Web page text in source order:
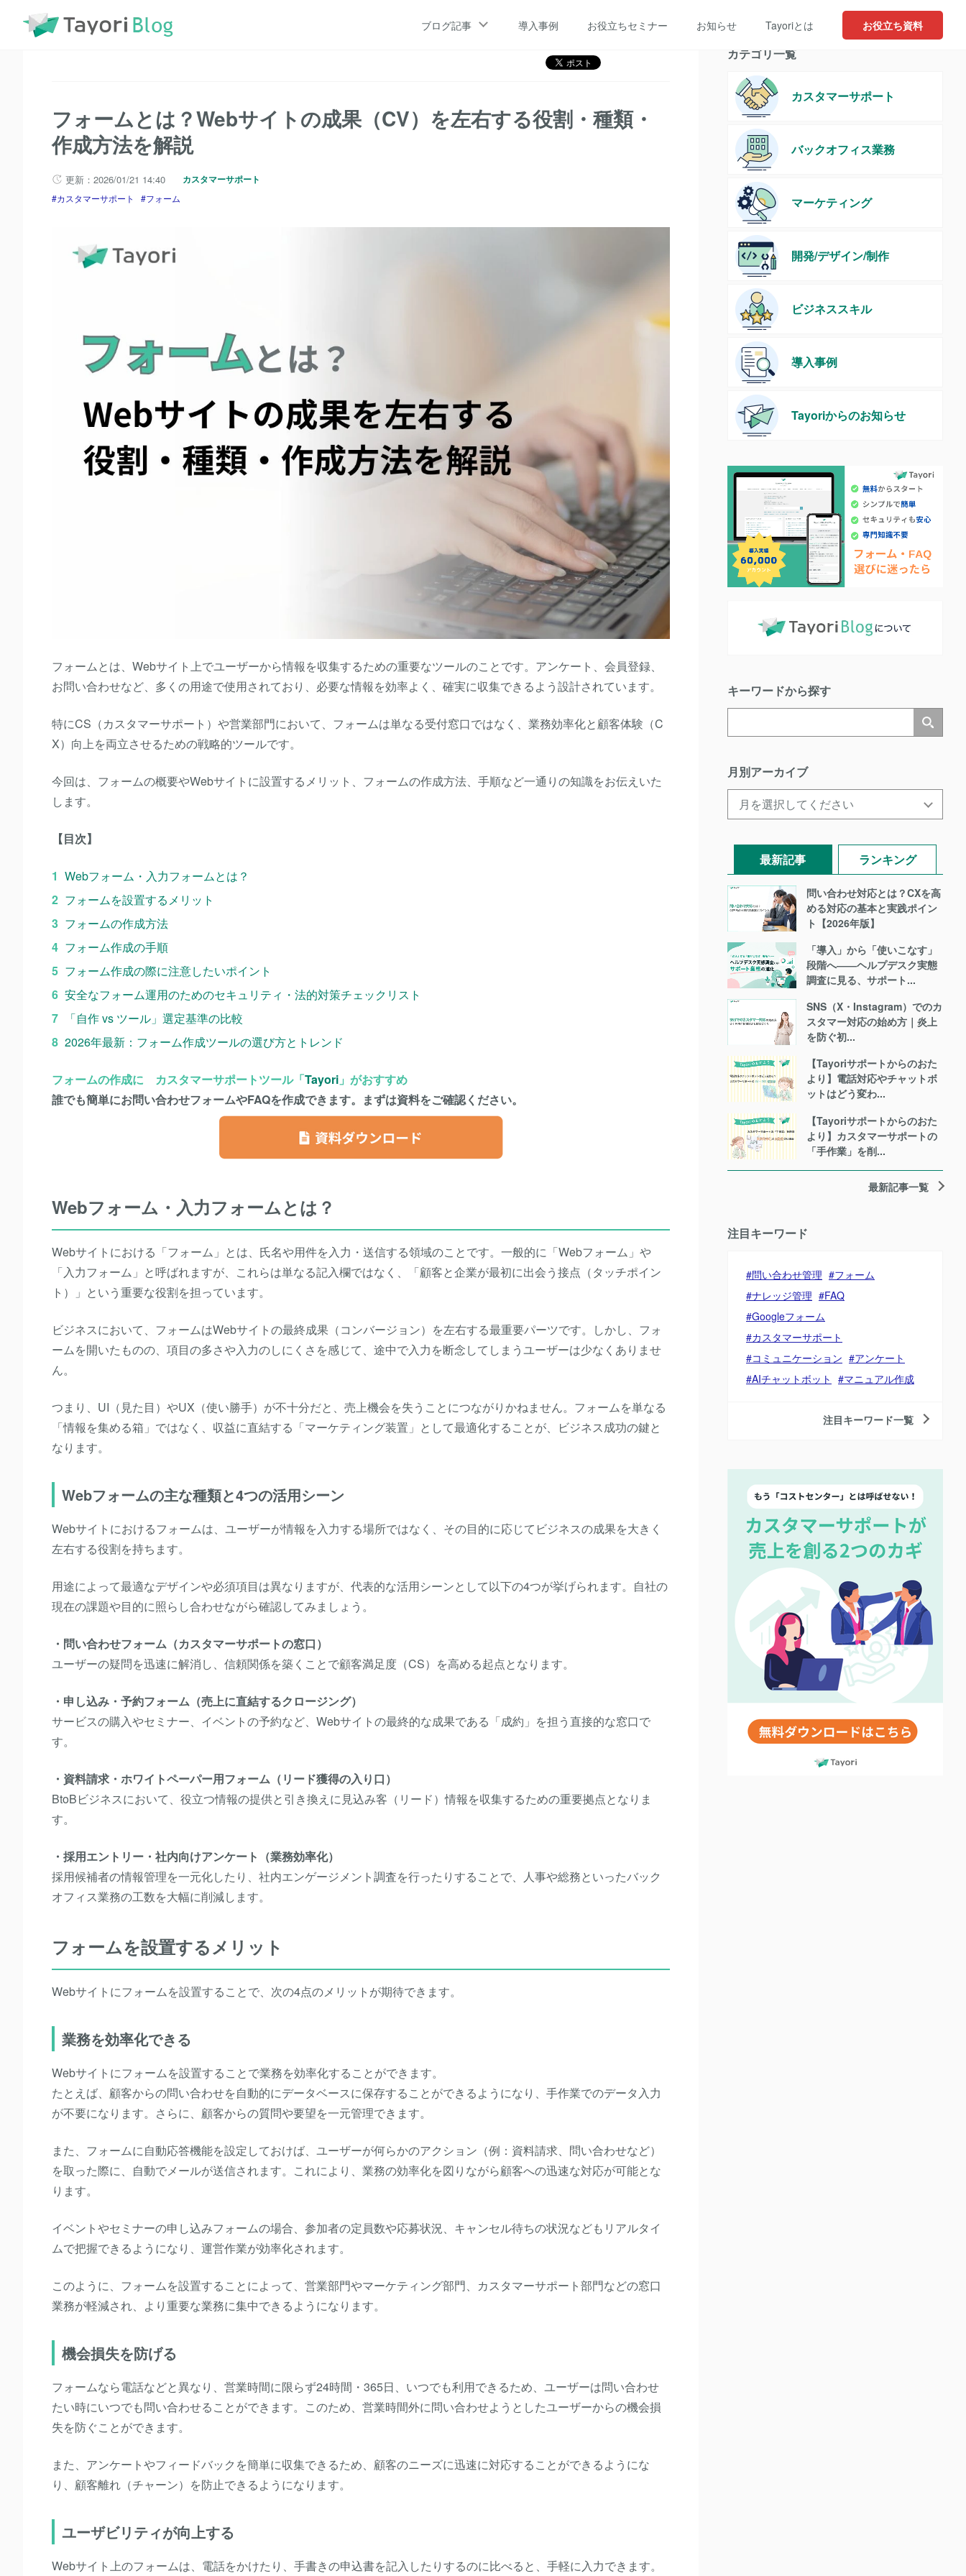
ブログ記事 導入事例 お役立ちセミナー お知らせ Tayoriとは お役立ち資料
TayoriBlog 記事一覧 フォーム フォームとは？Webサイトの成果（CV）を左右する役割・種類・作成方法を解説
フォームとは？Webサイトの成果（CV）を左右する役割・種類・
作成方法を解説
更新：2026/01/21 14:40 カスタマーサポート
カスタマーサポート フォーム
フォームとは、Webサイト上でユーザーから情報を収集するための重要なツールのことです。アンケート、会員登録、
お問い合わせなど、多くの用途で使用されており、必要な情報を効率よく、確実に収集できるよう設計されています。
特にCS（カスタマーサポート）や営業部門において、フォームは単なる受付窓口ではなく、業務効率化と顧客体験（C
X）向上を両立させるための戦略的ツールです。
今回は、フォームの概要やWebサイトに設置するメリット、フォームの作成方法、手順など一通りの知識をお伝えいた
します。
【目次】
Webフォーム・入力フォームとは？
フォームを設置するメリット
フォームの作成方法
フォーム作成の手順
フォーム作成の際に注意したいポイント
安全なフォーム運用のためのセキュリティ・法的対策チェックリスト
「自作 vs ツール」選定基準の比較
2026年最新：フォーム作成ツールの選び方とトレンド
フォームの作成に カスタマーサポートツール「Tayori 」がおすすめ
誰でも簡単にお問い合わせフォームやFAQを作成できます。まずは資料をご確認ください。
Webフォーム・入力フォームとは？
Webサイトにおける「フォーム」とは、氏名や用件を入力・送信する領域のことです。一般的に「Webフォーム」や
「入力フォーム」と呼ばれますが、これらは単なる記入欄ではなく、「顧客と企業が最初に出会う接点（タッチポイン
ト）」という重要な役割を担っています。
ビジネスにおいて、フォームはWebサイトの最終成果（コンバージョン）を左右する最重要パーツです。しかし、 フォ
ームを開いたものの、項目の多さや入力のしにくさを感じて、途中で入力を断念してしまうユーザーは少なくありませ
ん。
つまり、UI（見た目）やUX（使い勝手）が不十分だと、 売上機会を失う ことにつながりかねません。フォームを単なる
「情報を集める箱」ではなく、収益に直結する「マーケティング装置」として最適化することが、ビジネス成功の鍵と
なります。
Webフォームの主な種類と4つの活用シーン
Webサイトにおけるフォームは、ユーザーが情報を入力する場所ではなく、その目的に応じてビジネスの成果を大きく
左右する役割を持ちます。
用途によって最適なデザインや必須項目は異なりますが、代表的な活用シーンとして以下の4つが挙げられます。自社の
現在の課題や目的に照らし合わせながら確認してみましょう。
・問い合わせフォーム（カスタマーサポートの窓口）
ユーザーの疑問を迅速に解消し、信頼関係を築くことで顧客満足度（CS）を高める起点となります。
・申し込み・予約フォーム（売上に直結するクロージング）
サービスの購入やセミナー、イベントの予約など、Webサイトの最終的な成果である「成約」を担う直接的な窓口で
す。
・資料請求・ホワイトペーパー用フォーム（リード獲得の入り口）
BtoBビジネスにおいて、役立つ情報の提供と引き換えに見込み客（リード）情報を収集するための重要拠点となりま
す。
・採用エントリー・社内向けアンケート（業務効率化）
採用候補者の情報管理を一元化したり、社内エンゲージメント調査を行ったりすることで、人事や総務といったバック
オフィス業務の工数を大幅に削減します。
フォームを設置するメリット
Webサイトにフォームを設置することで、次の4点のメリットが期待できます。
業務を効率化できる
Webサイトにフォームを設置することで業務を効率化することができます。
たとえば、顧客からの問い合わせを自動的にデータベースに保存することができるようになり、手作業でのデータ入力
が不要になります。さらに、顧客からの質問や要望を一元管理できます。
また、フォームに自動応答機能を設定しておけば、ユーザーが何らかのアクション（例：資料請求、問い合わせなど）
を取った際に、自動でメールが送信されます。これにより、業務の効率化を図りながら顧客への迅速な対応が可能とな
ります。
イベントやセミナーの申し込みフォームの場合、参加者の定員数や応募状況、 キャンセル待ちの状況などもリアルタイ
ムで把握できるようになり、運営作業が効率化されます。
このように、フォームを設置することによって、営業部門やマーケティング部門、カスタマーサポート部門などの窓口
業務が軽減され、より重要な業務に集中できるようになります。
機会損失を防げる
フォームなら電話などと異なり、営業時間に限らず24時間・365日、いつでも利用できるため、ユーザーは問い合わせ
たい時にいつでも問い合わせることができます。このため、営業時間外に問い合わせようとしたユーザーからの機会損
失を防ぐことができます。
また、アンケートやフィードバックを簡単に収集できるため、顧客のニーズに迅速に対応することができるようにな
り、 顧客離れ（チャーン） を防止できるようになります。
ユーザビリティが向上する
Webサイト上のフォームは、電話をかけたり、手書きの申込書を記入したりするのに比べると、手軽に入力できます。
カテゴリ一覧
カスタマーサポート
バックオフィス業務
マーケティング
開発/デザイン/制作
ビジネススキル
導入事例
Tayoriからのお知らせ
キーワードから探す
月別アーカイブ
最新記事 ランキング
問い合わせ対応とは？CXを高
める対応の基本と実践ポイン
ト【2026年版】
「導入」から「使いこなす」
段階へ――ヘルプデスク実態
調査に見る、サポート...
SNS（X・Instagram）でのカ
スタマー対応の始め方｜炎上
を防ぐ初...
【Tayoriサポートからのおた
より】電話対応やチャットボ
ットはどう変わ...
【Tayoriサポートからのおた
より】カスタマーサポートの
「手作業」を削...
最新記事一覧
注目キーワード
問い合わせ管理
フォーム
ナレッジ管理
FAQ
Googleフォーム
カスタマーサポート
コミュニケーション
アンケート
AIチャットボット
マニュアル作成
注目キーワード一覧